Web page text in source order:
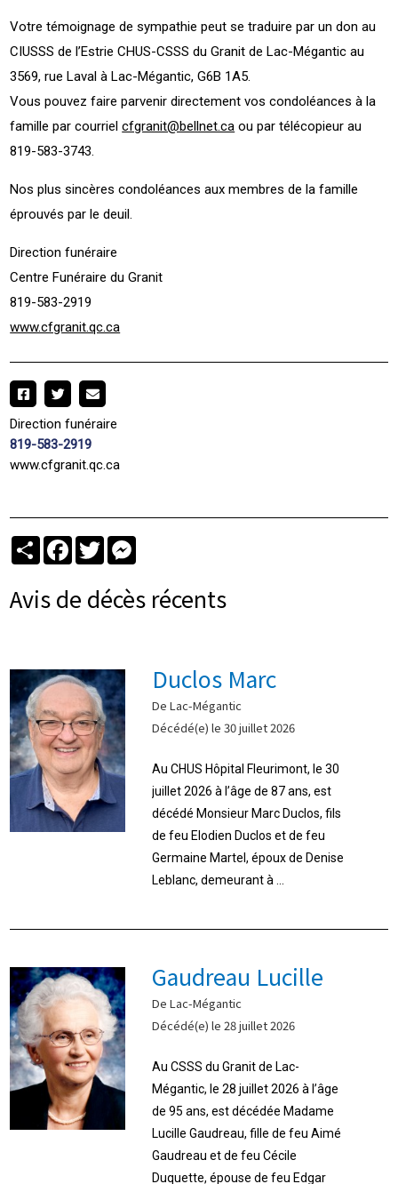
Votre témoignage de sympathie peut se traduire par un don au
CIUSSS de l’Estrie CHUS-CSSS du Granit de Lac-Mégantic au
3569, rue Laval à Lac-Mégantic, G6B 1A5.
Vous pouvez faire parvenir directement vos condoléances à la
famille par courrielcfgranit@bellnet.ca ou par télécopieur au
819-583-3743.
Nos plus sincères condoléances aux membres de la famille
éprouvés par le deuil.
Direction funéraire
Centre Funéraire du Granit
819-583-2919
www.cfgranit.qc.ca
Direction funéraire
819-583-2919
www.cfgranit.qc.ca
PartagerFacebook
Twitter
Avis de décès récents
Duclos Marc
De Lac-Mégantic
Décédé(e) le 30 juillet 2026
Au CHUS Hôpital Fleurimont, le 30
juillet 2026 à l’âge de 87 ans, est
décédé Monsieur Marc Duclos, fils
de feu Elodien Duclos et de feu
Germaine Martel, époux de Denise
Leblanc, demeurant à ...
Gaudreau Lucille
De Lac-Mégantic
Décédé(e) le 28 juillet 2026
Au CSSS du Granit de Lac-
Mégantic, le 28 juillet 2026 à l’âge
de 95 ans, est décédée Madame
Lucille Gaudreau, fille de feu Aimé
Gaudreau et de feu Cécile
Duquette, épouse de feu Edgar